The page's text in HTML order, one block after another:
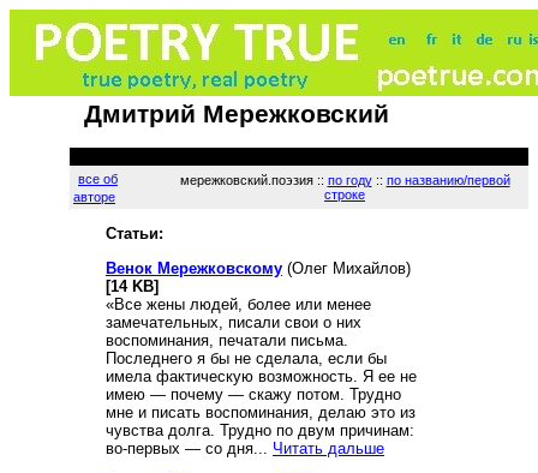
Дмитрий Мережковский
все об
авторе
мережковский.поэзия :: по году:: по названию/первой
строке
Статьи:
Венок Мережковскому (Олег Михайлов)
[14 KB]
«Все жены людей, более или менее
замечательных, писали свои о них
воспоминания, печатали письма.
Последнего я бы не сделала, если бы
имела фактическую возможность. Я ее не
имею — почему — скажу потом. Трудно
мне и писать воспоминания, делаю это из
чувства долга. Трудно по двум причинам:
во-первых — со дня... Читать дальше